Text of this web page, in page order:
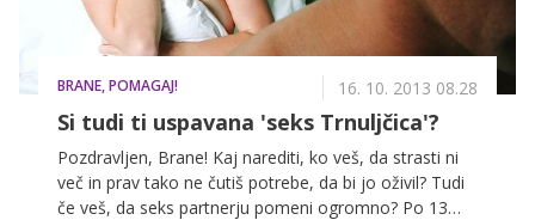
BRANE, POMAGAJ! 16. 10. 2013 08.28
Si tudi ti uspavana 'seks Trnuljčica'?
Pozdravljen, Brane! Kaj narediti, ko veš, da strasti ni
več in prav tako ne čutiš potrebe, da bi jo oživil? Tudi
če veš, da seks partnerju pomeni ogromno? Po 13